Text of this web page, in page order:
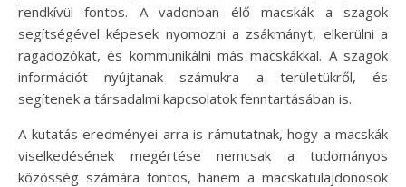
rendkívül fontos. A vadonban élő macskák a szagok
segítségével képesek nyomozni a zsákmányt, elkerülni a
ragadozókat, és kommunikálni más macskákkal. A szagok
információt nyújtanak számukra a területükről, és
segítenek a társadalmi kapcsolatok fenntartásában is.
A kutatás eredményei arra is rámutatnak, hogy a macskák
viselkedésének megértése nemcsak a tudományos
közösség számára fontos, hanem a macskatulajdonosok